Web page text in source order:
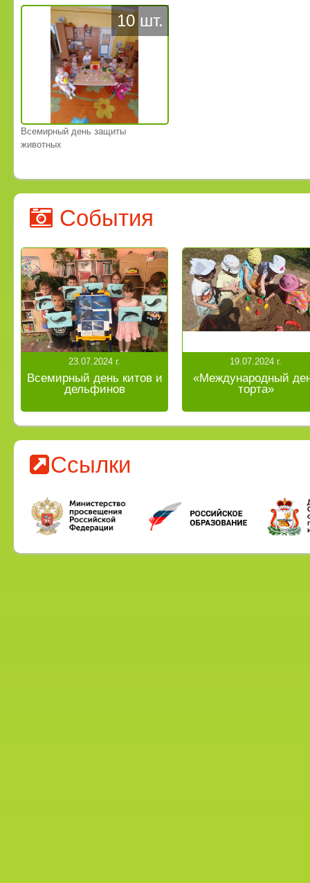
10 шт.
Всемирный день защиты
животных
События
23.07.2024 г.
Всемирный день китов и
дельфинов
19.07.2024 г.
«Международный
торта»
Ссылки